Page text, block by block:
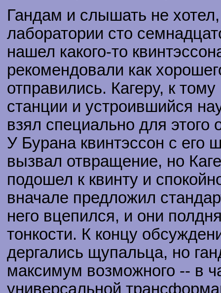
Гандам и слышать не
лаборатории сто
нашел какого-то
рекомендовали как
отправились. Кагеру, к
станции и устроившийся
взял специально для этого
У Бурана квинтэссон с
вызвал отвращение, но
подошел к квинту и
вначале предложил
него вцепился, и они
тонкости. К концу
дергались щупальца, но
максимум возможного -- в
универсальной